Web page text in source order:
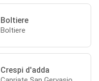
Boltiere
Boltiere
Crespi d'adda